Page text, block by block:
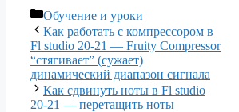
Рубрики
Обучение и уроки
Как работать с компрессором в
Fl studio 20-21 — Fruity Compressor
“стягивает” (сужает)
динамический диапазон сигнала
Как сдвинуть ноты в Fl studio
20-21 — перетащить ноты